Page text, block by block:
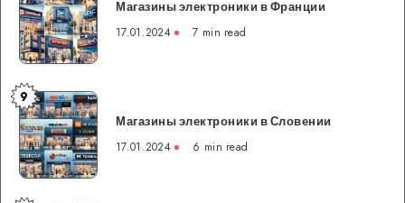
электроники
в
Франции
Магазины электроники в Франции
17.01.2024 7 min read
Магазины
электроники
в
Словении
9
Магазины электроники в Словении
17.01.2024 6 min read